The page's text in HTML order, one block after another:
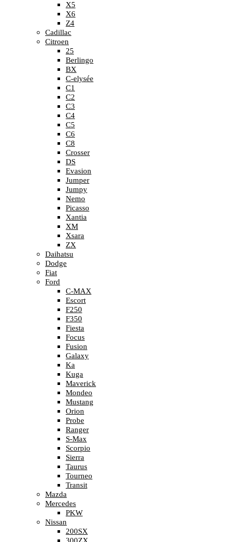
X5
X6
Z4
Cadillac
Citroen
25
Berlingo
BX
C-elysée
C1
C2
C3
C4
C5
C6
C8
Crosser
DS
Evasion
Jumper
Jumpy
Nemo
Picasso
Xantia
XM
Xsara
ZX
Daihatsu
Dodge
Fiat
Ford
C-MAX
Escort
F250
F350
Fiesta
Focus
Fusion
Galaxy
Ka
Kuga
Maverick
Mondeo
Mustang
Orion
Probe
Ranger
S-Max
Scorpio
Sierra
Taurus
Tourneo
Transit
Mazda
Mercedes
PKW
Nissan
200SX